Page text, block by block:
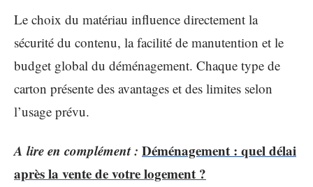
Le choix du matériau influence directement la
sécurité du contenu, la facilité de manutention et le
budget global du déménagement. Chaque type de
carton présente des avantages et des limites selon
l’usage prévu.
A lire en complément : Déménagement : quel délai
après la vente de votre logement ?